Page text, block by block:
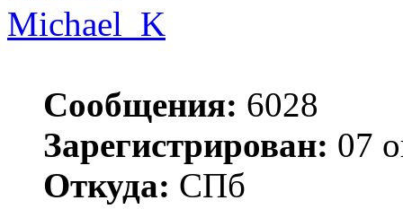
Michael_K
Сообщения: 6028
Зарегистрирован: 07
Откуда: СПб